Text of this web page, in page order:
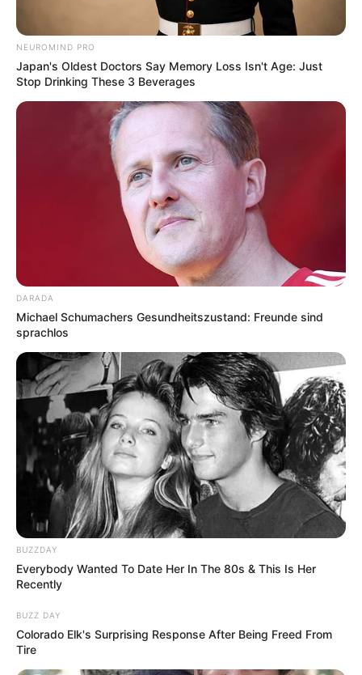
Ausflugsziele, Sehenswürdigkeiten, Freizeitziele
und Museen im Umkreis von Weimar:
Umkreissuche Tourismus Weimar
Museen in und um Weimar
Schlösser und Burgen in und um Weimar
Kinderausflugsziele in und um Weimar
NEUROMIND PRO
Japan's Oldest Doctors Say Memory Loss Isn't Age: Just
Stop Drinking These 3 Beverages
DARADA
Michael Schumachers Gesundheitszustand: Freunde sind
sprachlos
BUZZDAY
Everybody Wanted To Date Her In The 80s & This Is Her
Recently
BUZZ DAY
Colorado Elk's Surprising Response After Being Freed From
Tire